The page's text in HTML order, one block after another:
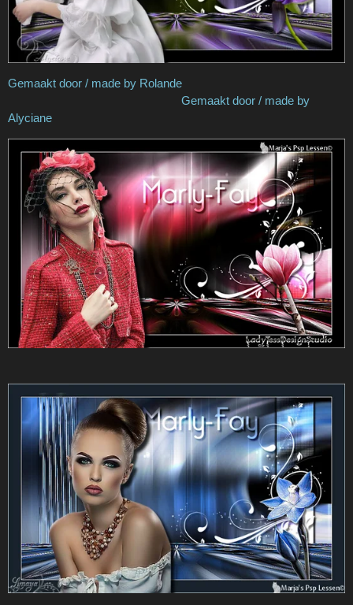
Gemaakt door / made by Rolande
Gemaakt door / made by
Alyciane